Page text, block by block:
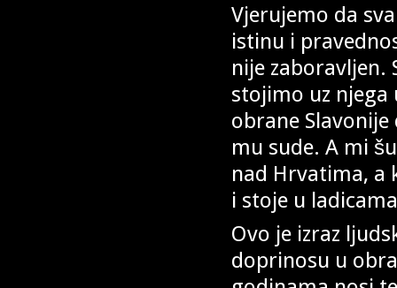
Vjerujemo da
istinu i
nije zaboravljen.
stojimo uz
obrane
mu sude. A mi
nad Hrvatima, a
i stoje u
Ovo je izraz
doprinosu u